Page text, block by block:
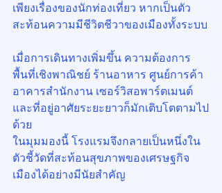
เพียงเรื่องของนักท่องเที่ยว หากเป็นตัว
สะท้อนความมีชีวิตชีวาของเมืองทั้งระบบ
เมื่อการเดินทางเพิ่มขึ้น ความต้องการ
พื้นที่เชิงพาณิชย์ ร้านอาหาร ศูนย์การค้า
อาคารสำนักงาน เซอร์วิสอพาร์ตเมนต์
และที่อยู่อาศัยระยะยาวก็มักเติบโตตามไป
ด้วย
ในมุมมองนี้ โรงแรมจึงกลายเป็นหนึ่งใน
ตัวชี้วัดที่สะท้อนสุขภาพของเศรษฐกิจ
เมืองได้อย่างมีนัยสำคัญ